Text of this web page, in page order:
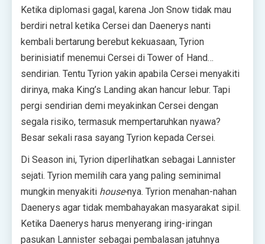
Ketika diplomasi gagal, karena Jon Snow tidak mau
berdiri netral ketika Cersei dan Daenerys nanti
kembali bertarung berebut kekuasaan, Tyrion
berinisiatif menemui Cersei di Tower of Hand…
sendirian. Tentu Tyrion yakin apabila Cersei menyakiti
dirinya, maka King’s Landing akan hancur lebur. Tapi
pergi sendirian demi meyakinkan Cersei dengan
segala risiko, termasuk mempertaruhkan nyawa?
Besar sekali rasa sayang Tyrion kepada Cersei.
Di Season ini, Tyrion diperlihatkan sebagai Lannister
sejati. Tyrion memilih cara yang paling seminimal
mungkin menyakiti house-nya. Tyrion menahan-nahan
Daenerys agar tidak membahayakan masyarakat sipil.
Ketika Daenerys harus menyerang iring-iringan
pasukan Lannister sebagai pembalasan jatuhnya